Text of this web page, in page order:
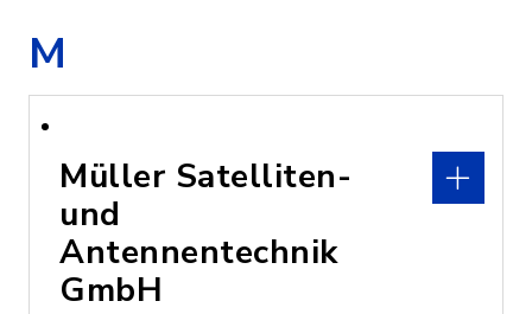
M
Müller Satelliten-
und
Antennentechnik
GmbH